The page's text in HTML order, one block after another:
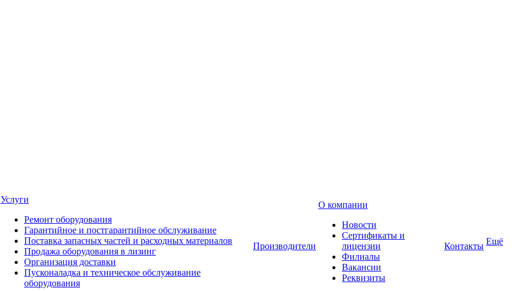
Услуги
Ремонт оборудования
Гарантийное и постгарантийное обслуживание
Поставка запасных частей и расходных материалов
Продажа оборудования в лизинг
Организация доставки
Пусконаладка и техническое обслуживание
оборудования
Производители
О компании
Новости
Сертификаты и
лицензии
Филиалы
Вакансии
Реквизиты
Контакты Ещё